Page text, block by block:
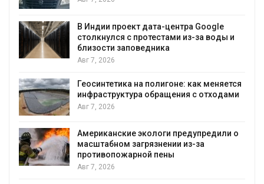
дата-центра Google
из-за воды и
полигоне: как меняется
обращения с отходами
предупредили о
из-за
пены
воду
Авг 7, 2026
Авг 7, 2026
уборку
Авг 7, 2026